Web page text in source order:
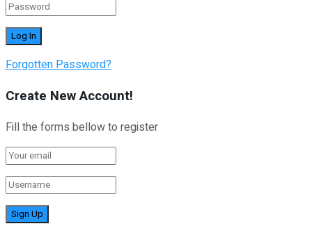
Forgotten Password?
Create New Account!
Fill the forms bellow to register